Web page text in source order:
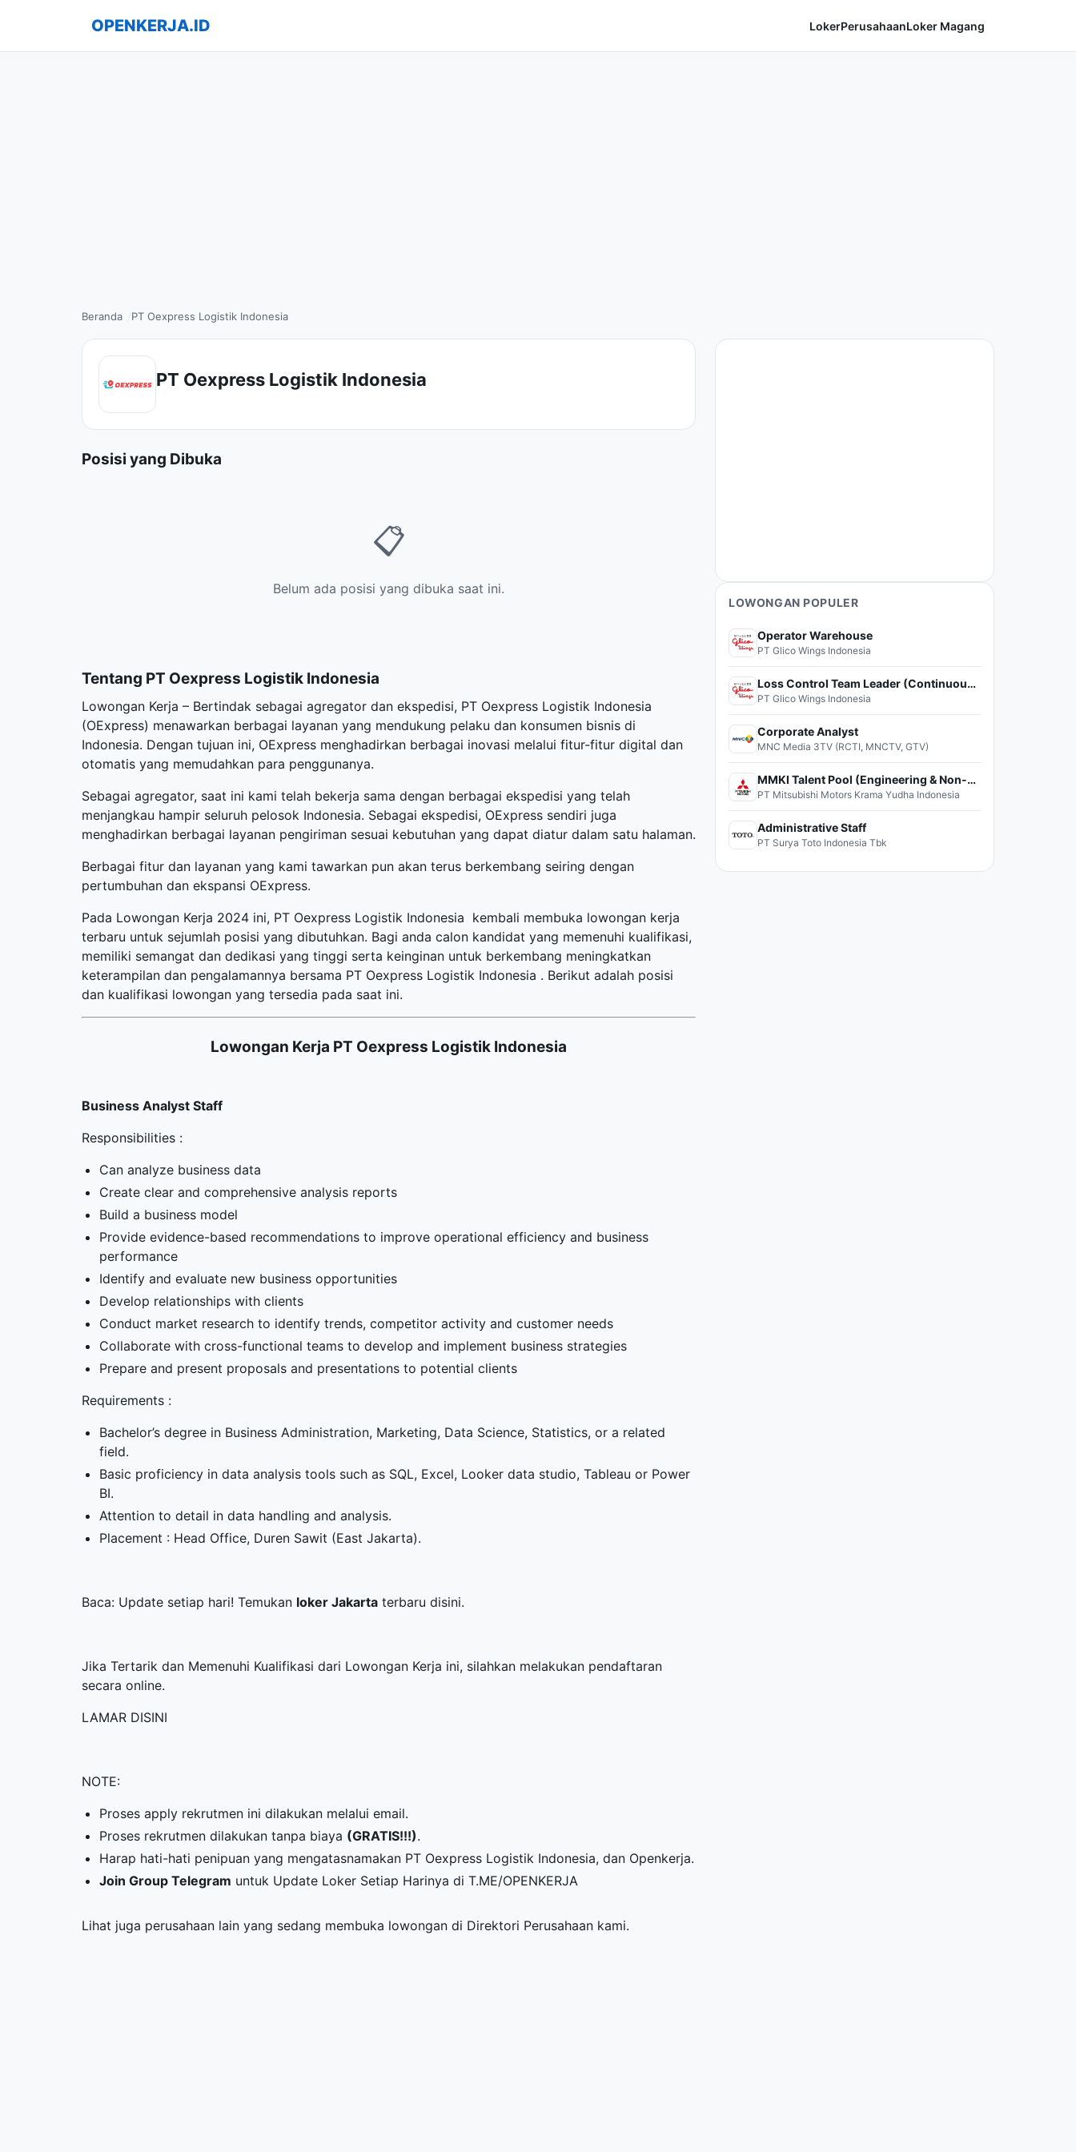
OPENKERJA.ID LokerPerusahaanLoker Magang
Beranda PT Oexpress Logistik Indonesia
PT Oexpress Logistik Indonesia
Posisi yang Dibuka
📋
Belum ada posisi yang dibuka saat ini.
Tentang PT Oexpress Logistik Indonesia
Lowongan Kerja – Bertindak sebagai agregator dan ekspedisi, PT Oexpress Logistik Indonesia
(OExpress) menawarkan berbagai layanan yang mendukung pelaku dan konsumen bisnis di
Indonesia. Dengan tujuan ini, OExpress menghadirkan berbagai inovasi melalui fitur-fitur digital dan
otomatis yang memudahkan para penggunanya.
Sebagai agregator, saat ini kami telah bekerja sama dengan berbagai ekspedisi yang telah
menjangkau hampir seluruh pelosok Indonesia. Sebagai ekspedisi, OExpress sendiri juga
menghadirkan berbagai layanan pengiriman sesuai kebutuhan yang dapat diatur dalam satu halaman.
Berbagai fitur dan layanan yang kami tawarkan pun akan terus berkembang seiring dengan
pertumbuhan dan ekspansi OExpress.
Pada Lowongan Kerja 2024 ini, PT Oexpress Logistik Indonesia kembali membuka lowongan kerja
terbaru untuk sejumlah posisi yang dibutuhkan. Bagi anda calon kandidat yang memenuhi kualifikasi,
memiliki semangat dan dedikasi yang tinggi serta keinginan untuk berkembang meningkatkan
keterampilan dan pengalamannya bersama PT Oexpress Logistik Indonesia . Berikut adalah posisi
dan kualifikasi lowongan yang tersedia pada saat ini.
Lowongan Kerja PT Oexpress Logistik Indonesia
Business Analyst Staff
Responsibilities :
Can analyze business data
Create clear and comprehensive analysis reports
Build a business model
Provide evidence-based recommendations to improve operational efficiency and business
performance
Identify and evaluate new business opportunities
Develop relationships with clients
Conduct market research to identify trends, competitor activity and customer needs
Collaborate with cross-functional teams to develop and implement business strategies
Prepare and present proposals and presentations to potential clients
Requirements :
Bachelor’s degree in Business Administration, Marketing, Data Science, Statistics, or a related
field.
Basic proficiency in data analysis tools such as SQL, Excel, Looker data studio, Tableau or Power
BI.
Attention to detail in data handling and analysis.
Placement : Head Office, Duren Sawit (East Jakarta).
Baca: Update setiap hari! Temukan loker Jakarta terbaru disini.
Jika Tertarik dan Memenuhi Kualifikasi dari Lowongan Kerja ini, silahkan melakukan pendaftaran
secara online.
LAMAR DISINI
NOTE:
Proses apply rekrutmen ini dilakukan melalui email.
Proses rekrutmen dilakukan tanpa biaya (GRATIS!!!).
Harap hati-hati penipuan yang mengatasnamakan PT Oexpress Logistik Indonesia, dan Openkerja.
Join Group Telegram untuk Update Loker Setiap Harinya diT.ME/OPENKERJA
Lihat juga perusahaan lain yang sedang membuka lowongan di Direktori Perusahaan kami.
LOWONGAN POPULER
Operator Warehouse
PT Glico Wings Indonesia
Loss Control Team Leader (Continuous Improvement)
PT Glico Wings Indonesia
Corporate Analyst
MNC Media 3TV (RCTI, MNCTV, GTV)
MMKI Talent Pool (Engineering & Non-Engineering)
PT Mitsubishi Motors Krama Yudha Indonesia
Administrative Staff
PT Surya Toto Indonesia Tbk